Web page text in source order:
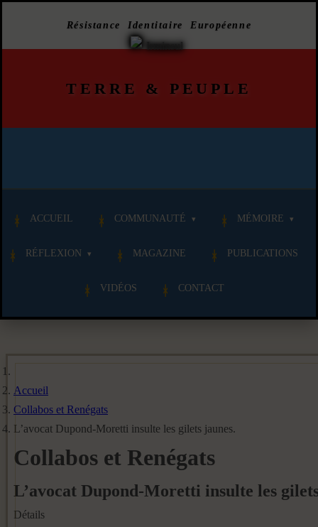
Résistance Identitaire Européenne
TERRE & PEUPLE
ACCUEIL COMMUNAUTÉ MÉMOIRE
RÉFLEXION MAGAZINE PUBLICATIONS
VIDÉOS CONTACT
Accueil
Collabos et Renégats
L’avocat Dupond-Moretti insulte les gilets jaunes.
Collabos et Renégats
L’avocat Dupond-Moretti insulte les
Détails